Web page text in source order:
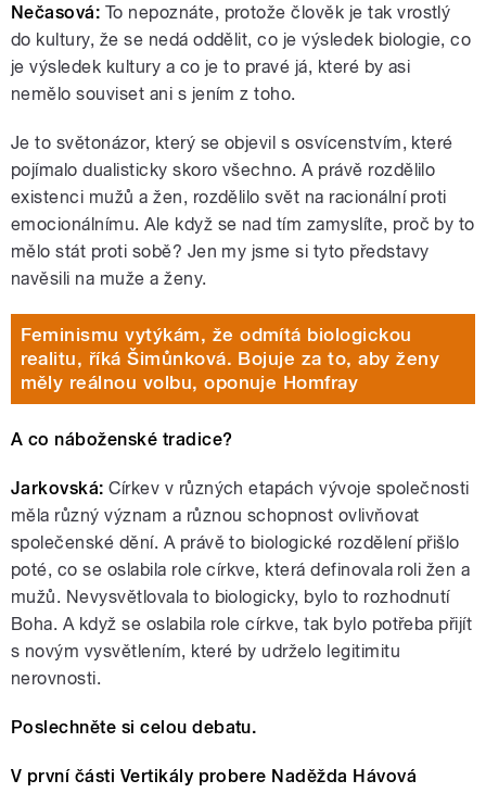
Nečasová: To nepoznáte, protože člověk je tak vrostlý
do kultury, že se nedá oddělit, co je výsledek biologie, co
je výsledek kultury a co je to pravé já, které by asi
nemělo souviset ani s jením z toho.
Je to světonázor, který se objevil s osvícenstvím, které
pojímalo dualisticky skoro všechno. A právě rozdělilo
existenci mužů a žen, rozdělilo svět na racionální proti
emocionálnímu. Ale když se nad tím zamyslíte, proč by to
mělo stát proti sobě? Jen my jsme si tyto představy
navěsili na muže a ženy.
Feminismu vytýkám, že odmítá biologickou
realitu, říká Šimůnková. Bojuje za to, aby ženy
měly reálnou volbu, oponuje Homfray
A co náboženské tradice?
Jarkovská: Církev v různých etapách vývoje společnosti
měla různý význam a různou schopnost ovlivňovat
společenské dění. A právě to biologické rozdělení přišlo
poté, co se oslabila role církve, která definovala roli žen a
mužů. Nevysvětlovala to biologicky, bylo to rozhodnutí
Boha. A když se oslabila role církve, tak bylo potřeba přijít
s novým vysvětlením, které by udrželo legitimitu
nerovnosti.
Poslechněte si celou debatu.
V první části Vertikály probere Naděžda Hávová